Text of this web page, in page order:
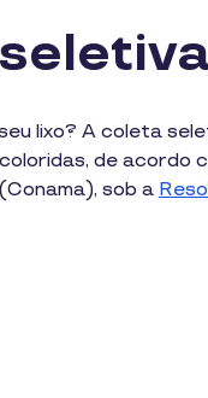
lixo? A coleta
de acordo
sob a